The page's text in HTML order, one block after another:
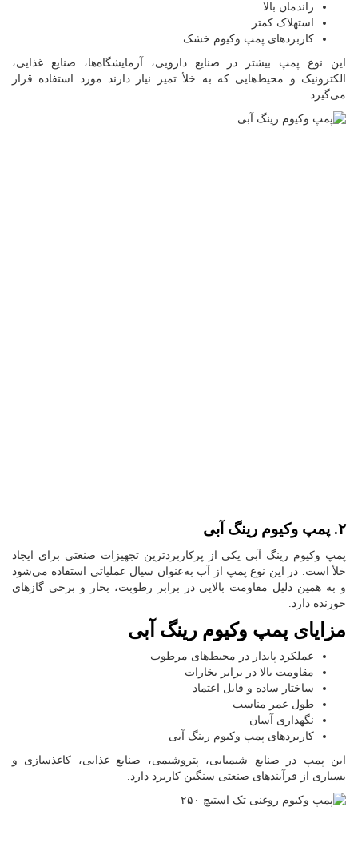
راندمان بالا
استهلاک کمتر
کاربردهای پمپ وکیوم خشک
این نوع پمپ بیشتر در صنایع دارویی، آزمایشگاه‌ها، صنایع غذایی،
الکترونیک و محیط‌هایی که به خلأ تمیز نیاز دارند مورد استفاده قرار
می‌گیرد.
۲. پمپ وکیوم رینگ آبی
پمپ وکیوم رینگ آبی یکی از پرکاربردترین تجهیزات صنعتی برای ایجاد
خلأ است. در این نوع پمپ از آب به‌عنوان سیال عملیاتی استفاده می‌شود
و به همین دلیل مقاومت بالایی در برابر رطوبت، بخار و برخی گازهای
خورنده دارد.
مزایای پمپ وکیوم رینگ آبی
عملکرد پایدار در محیط‌های مرطوب
مقاومت بالا در برابر بخارات
ساختار ساده و قابل اعتماد
طول عمر مناسب
نگهداری آسان
کاربردهای پمپ وکیوم رینگ آبی
این پمپ در صنایع شیمیایی، پتروشیمی، صنایع غذایی، کاغذسازی و
بسیاری از فرآیندهای صنعتی سنگین کاربرد دارد.